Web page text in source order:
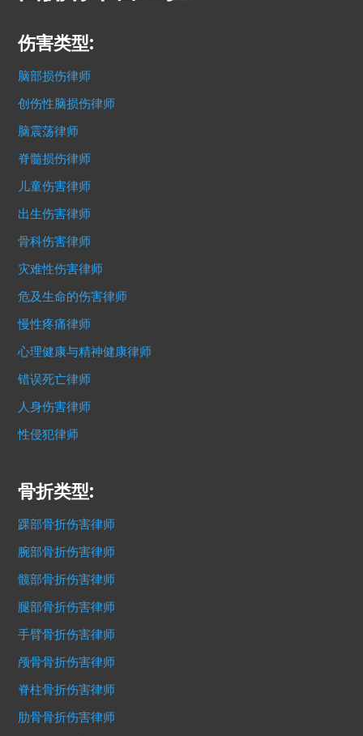
伤害类型:
脑部损伤律师
创伤性脑损伤律师
脑震荡律师
脊髓损伤律师
儿童伤害律师
出生伤害律师
骨科伤害律师
灾难性伤害律师
危及生命的伤害律师
慢性疼痛律师
心理健康与精神健康律师
错误死亡律师
人身伤害律师
性侵犯律师
骨折类型:
踝部骨折伤害律师
腕部骨折伤害律师
髋部骨折伤害律师
腿部骨折伤害律师
手臂骨折伤害律师
颅骨骨折伤害律师
脊柱骨折伤害律师
肋骨骨折伤害律师